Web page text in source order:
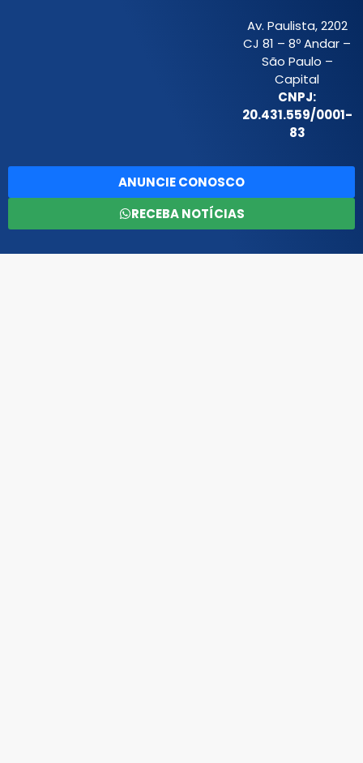
Av. Paulista, 2202
CJ 81 – 8º Andar –
São Paulo –
Capital
CNPJ:
20.431.559/0001-
83
ANUNCIE CONOSCO
RECEBA NOTÍCIAS